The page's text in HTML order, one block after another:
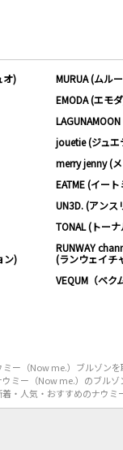
オ)
MURUA (ムル
EMODA (エモ
jouetie (ジュエ
merry jenny (
EATME (イー
UN3D. (アンス
TONAL (トーナ
ン)
RUNWAY
(ランウェイチ
VEQUM（ベク
ー（Now me.）ブルゾン
ミー（Now me.）のブル
着・人気・おすすめのナウミ